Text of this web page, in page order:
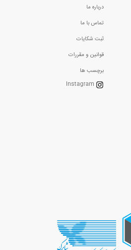
درباره ما
تماس با ما
ثبت شکایات
قوانین و مقررات
برچسب ها
Instagram